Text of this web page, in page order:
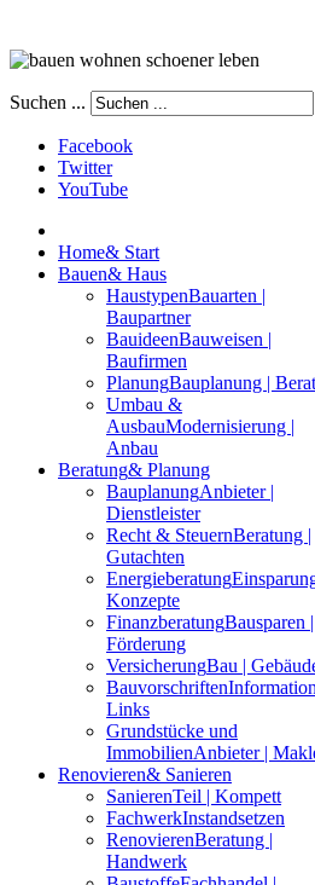
Suchen ...
Facebook
Twitter
YouTube
Home& Start
Bauen& Haus
HaustypenBauarten |
Baupartner
BauideenBauweisen |
Baufirmen
PlanungBauplanung |
Umbau &
AusbauModernisierung |
Anbau
Beratung& Planung
BauplanungAnbieter |
Dienstleister
Recht & SteuernBeratung |
Gutachten
Energieberatung
Konzepte
FinanzberatungBausparen |
Förderung
VersicherungBau |
Bauvorschriften
Links
Grundstücke und
ImmobilienAnbieter |
Renovieren& Sanieren
SanierenTeil | Kompett
FachwerkInstandsetzen
RenovierenBeratung |
Handwerk